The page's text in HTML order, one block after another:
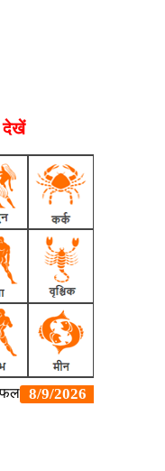
देखें